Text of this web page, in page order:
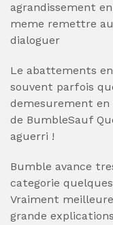
agrandissement
meme remettre
dialoguer
Le abattements
souvent parfois
demesurement
de BumbleSauf
aguerri !
Bumble avance
categorie
Vraiment
grande